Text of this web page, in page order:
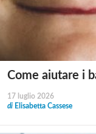
Come aiutare i
17 luglio 2026
di Elisabetta Cassese